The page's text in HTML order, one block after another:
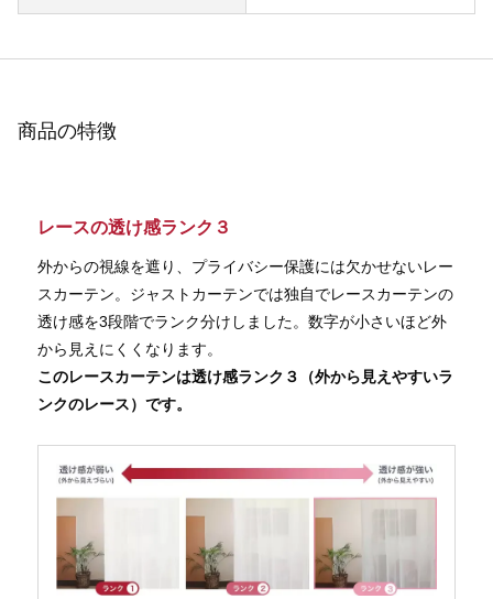
商品の特徴
レースの透け感ランク３
外からの視線を遮り、プライバシー保護には欠かせないレー
スカーテン。ジャストカーテンでは独自でレースカーテンの
透け感を3段階でランク分けしました。数字が小さいほど外
から見えにくくなります。
このレースカーテンは透け感ランク３（外から見えやすいラ
ンクのレース）です。